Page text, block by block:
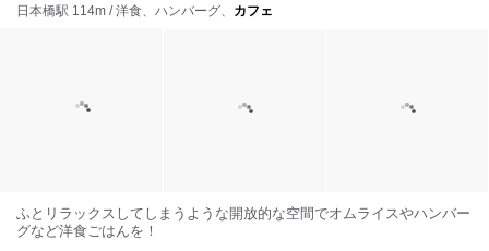
日本橋駅 114m / 洋食、ハンバーグ、 カフェ
ふとリラックスしてしまうような開放的な空間でオムライスやハンバー
グなど洋食ごはんを！